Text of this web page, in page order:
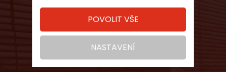
POVOLIT VŠE
NASTAVENÍ